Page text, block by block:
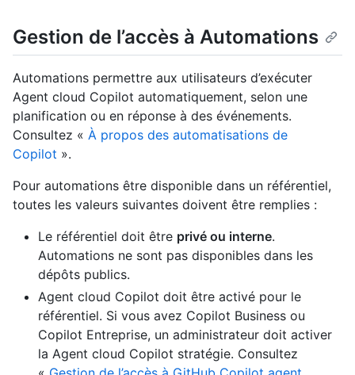
Gestion de l’accès à Automations
Automations permettre aux utilisateurs d’exécuter
Agent cloud Copilot automatiquement, selon une
planification ou en réponse à des événements.
Consultez « À propos des automatisations de
Copilot ».
Pour automations être disponible dans un référentiel,
toutes les valeurs suivantes doivent être remplies :
Le référentiel doit être privé ou interne.
Automations ne sont pas disponibles dans les
dépôts publics.
Agent cloud Copilot doit être activé pour le
référentiel. Si vous avez Copilot Business ou
Copilot Entreprise, un administrateur doit activer
la Agent cloud Copilot stratégie. Consultez